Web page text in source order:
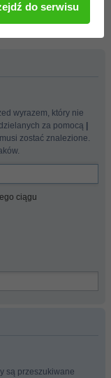
wyrazem, który nie
za pomocą
zostać znalezione.
ciągu
są przeszukiwane
do serwisu